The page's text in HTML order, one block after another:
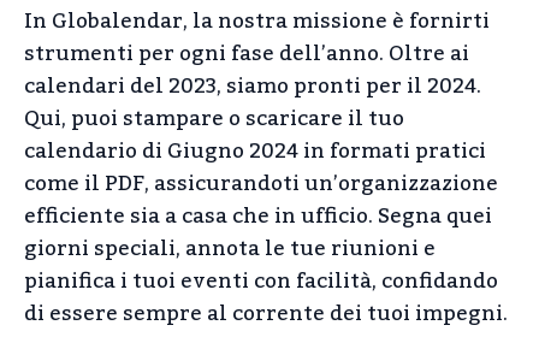
In Globalendar, la nostra missione è fornirti
strumenti per ogni fase dell’anno. Oltre ai
calendari del 2023, siamo pronti per il 2024.
Qui, puoi stampare o scaricare il tuo
calendario di Giugno 2024 in formati pratici
come il PDF, assicurandoti un’organizzazione
efficiente sia a casa che in ufficio. Segna quei
giorni speciali, annota le tue riunioni e
pianifica i tuoi eventi con facilità, confidando
di essere sempre al corrente dei tuoi impegni.